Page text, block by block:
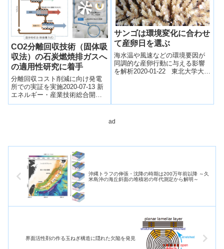
CO2分離回収技術（固体吸
収法）の石炭燃焼排ガスへ
の適用性研究に着手
分離回収コスト削減に向け発電
所での実証を実施2020-07-13 新
エネルギー・産業技術総合開発
機構NEDOはCO2分離・回収コス
サンゴは環境変化に合わせ
て産卵日を選ぶ
海水温や風速などの環境要因が
同調的な産卵行動に与える影響
を解析2020-01-22 東北大学大学
ad
沖縄トラフの伸張・沈降の時期は200万年前以降 ～久
米島沖の海丘斜面の堆積岩の年代測定から解明～
界面活性剤の作る玉ねぎ構造に隠れた欠陥を発見